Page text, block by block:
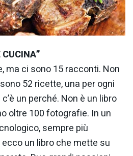
CUCINA”
ma ci sono 15 racconti. Non
52 ricette, una per ogni
un perché. Non è un libro
oltre 100 fotografie. In un
sempre più
un libro che mette su